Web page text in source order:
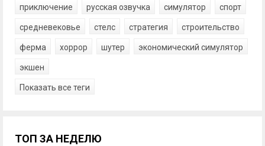
приключение русская озвучка симулятор спорт
средневековье стелс стратегия строительство
ферма хоррор шутер экономический симулятор
экшен
Показать все теги
ТОП ЗА НЕДЕЛЮ